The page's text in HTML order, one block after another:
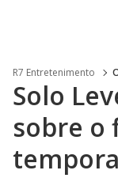
R7 Entretenimento
Solo
sobre o